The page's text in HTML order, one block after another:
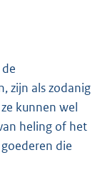
zijn als zodanig
kunnen wel
heling of het
die